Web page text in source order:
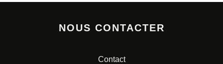
NOUS CONTACTER
Contact